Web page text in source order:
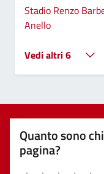
Stadio Renzo
Anello
Vedi altri 6
Quanto sono
pagina?